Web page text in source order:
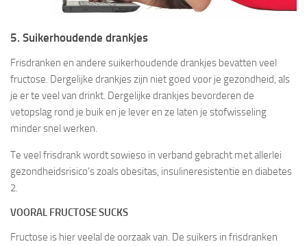
5. Suikerhoudende drankjes
Frisdranken en andere suikerhoudende drankjes bevatten veel
fructose. Dergelijke drankjes zijn niet goed voor je gezondheid, als
je er te veel van drinkt. Dergelijke drankjes bevorderen de
vetopslag rond je buik en je lever en ze laten je stofwisseling
minder snel werken.
Te veel frisdrank wordt sowieso in verband gebracht met allerlei
gezondheidsrisico’s zoals obesitas, insulineresistentie en diabetes
2.
VOORAL FRUCTOSE SUCKS
Fructose is hier veelal de oorzaak van. De suikers in frisdranken